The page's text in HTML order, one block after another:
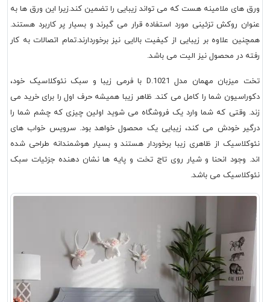
ورق های ملامینه هست که می تواند زیبایی را تضمین کند.زیرا این ورق ها به
عنوان روکش تزئینی مورد استفاده قرار می گیرند و بسیار پر کاربرد هستند.
همچنین علاوه بر زیبایی از کیفیت بالایی نیز برخوردارند.تمام اتصالات به کار
رفته در محصول نیز الیت می باشد.
تخت میزبان مهمان مدل D.1021 با فرمی زیبا و سبک نئوکلاسیک خود،
دکوراسیون شما را کامل می کند. ظاهر زیبا همیشه حرف اول را برای خرید می
زند. وقتی که شما وارد یک فروشگاه می شوید اولین چیزی که چشم شما را
درگیر خودش می کند، زیبایی یک محصول خواهد بود. سرویس خواب های
نئوکلاسیک از ظاهری زیبا برخوردار هستند و بسیار هوشمندانه طراحی شده
اند. وجود انحنا و شیار روی تاج تخت و پایه ها نشان دهنده جزئیات سبک
نئوکلاسیک می باشد.